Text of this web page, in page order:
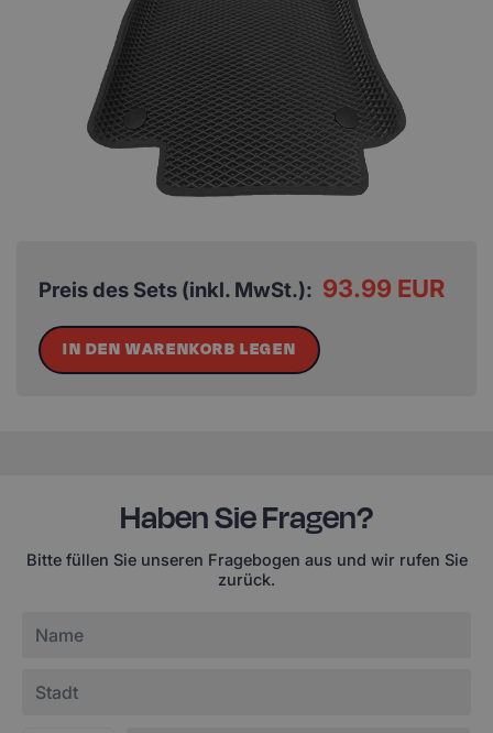
Preis des Sets (inkl. MwSt.): 93.99 EUR
IN DEN WARENKORB LEGEN
Haben Sie Fragen?
Bitte füllen Sie unseren Fragebogen aus und wir rufen Sie
zurück.